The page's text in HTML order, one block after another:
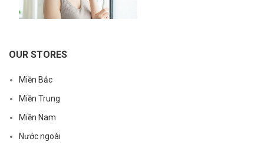
OUR STORES
Miền Bắc
Miền Trung
Miền Nam
Nước ngoài